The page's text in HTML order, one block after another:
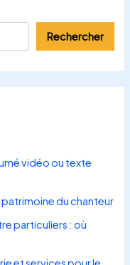
Rechercher
vidéo ou texte
du chanteur
particuliers : où